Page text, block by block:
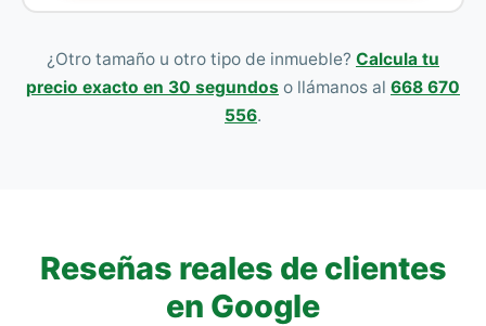
¿Otro tamaño u otro tipo de inmueble? Calcula tu
precio exacto en 30 segundos o llámanos al 668 670
556.
Reseñas reales de clientes
en Google